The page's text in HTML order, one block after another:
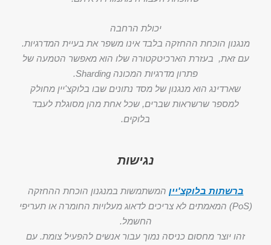
יכולת הרחבה
מנגנון הוכחת ההחזקה בלבד אינו משפר את בעיית המדרגיות.
עם זאת, בעזרת הארכיטקטורה שלו הוא מאפשר הטמעה של
פתרון מדרגיות המכונה Sharding.
שארדינג הוא מנגנון של מסד נתונים שבו בלוקצ'יין מחולק
למספר שרשראות שברים, שכל אחת מהן מסוגלת לעבד
בלוקים.
נגישות
ברשתות בלוקצ'יין המשתמשות במנגנון הוכחת ההחזקה
(PoS) המאמתים לא צריכים לדאוג מעלויות החומרה או תעריפי
החשמל.
זהו יוצר מחסום כניסה נמוך עבור אנשים להפעיל צומת. עם